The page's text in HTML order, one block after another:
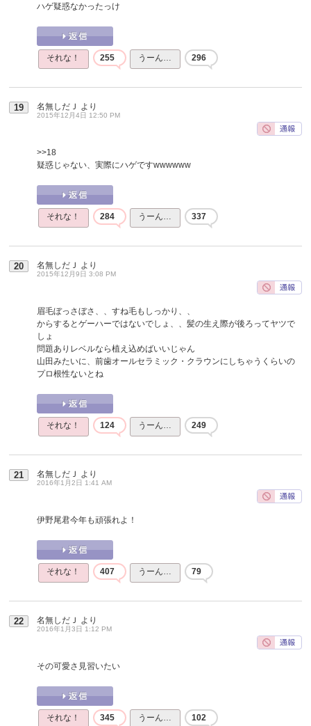
ハゲ疑惑なかったっけ
それな！ 255 うーん… 296
19 名無しだＪ より
2015年12月4日 12:50 PM
>>18
疑惑じゃない、実際にハゲですwwwwww
それな！ 284 うーん… 337
20 名無しだＪ より
2015年12月9日 3:08 PM
眉毛ぼっさぼさ、、すね毛もしっかり、、
からするとゲーハーではないでしょ、、髪の生え際が後ろってヤツで
しょ
問題ありレベルなら植え込めばいいじゃん
山田みたいに、前歯オールセラミック・クラウンにしちゃうくらいの
プロ根性ないとね
それな！ 124 うーん… 249
21 名無しだＪ より
2016年1月2日 1:41 AM
伊野尾君今年も頑張れよ！
それな！ 407 うーん… 79
22 名無しだＪ より
2016年1月3日 1:12 PM
その可愛さ見習いたい
それな！ 345 うーん… 102